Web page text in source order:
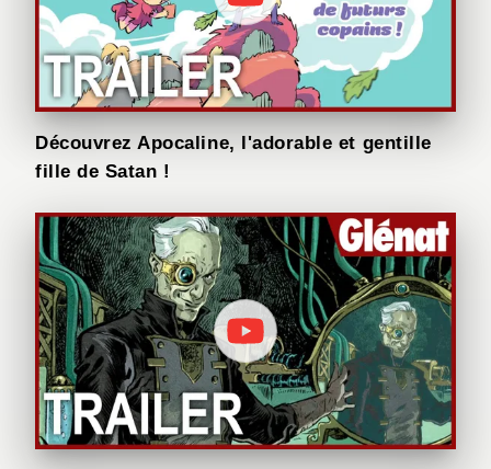
Découvrez Apocaline, l'adorable et gentille
fille de Satan !